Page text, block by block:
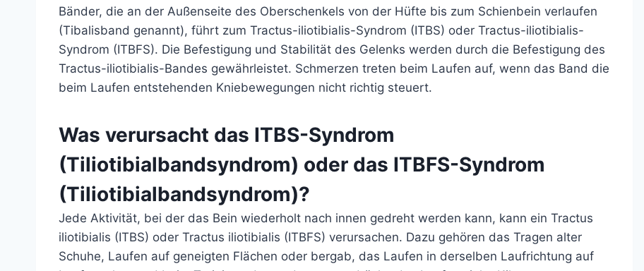
Bänder, die an der Außenseite des Oberschenkels von der Hüfte bis zum Schienbein verlaufen
(Tibalisband genannt), führt zum Tractus-iliotibialis-Syndrom (ITBS) oder Tractus-iliotibialis-
Syndrom (ITBFS). Die Befestigung und Stabilität des Gelenks werden durch die Befestigung des
Tractus-iliotibialis-Bandes gewährleistet. Schmerzen treten beim Laufen auf, wenn das Band die
beim Laufen entstehenden Kniebewegungen nicht richtig steuert.
Was verursacht das ITBS-Syndrom
(Tiliotibialbandsyndrom) oder das ITBFS-Syndrom
(Tiliotibialbandsyndrom)?
Jede Aktivität, bei der das Bein wiederholt nach innen gedreht werden kann, kann ein Tractus
iliotibialis (ITBS) oder Tractus iliotibialis (ITBFS) verursachen. Dazu gehören das Tragen alter
Schuhe, Laufen auf geneigten Flächen oder bergab, das Laufen in derselben Laufrichtung auf